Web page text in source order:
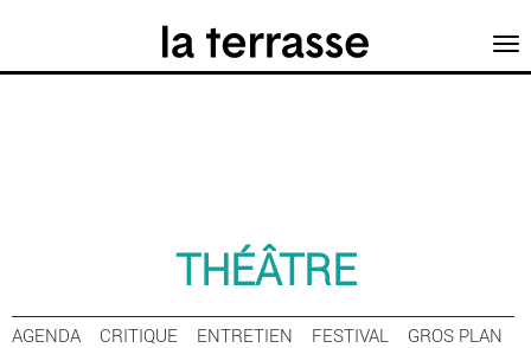
THÉÂTRE
AGENDA CRITIQUE ENTRETIEN FESTIVAL
GROS PLAN